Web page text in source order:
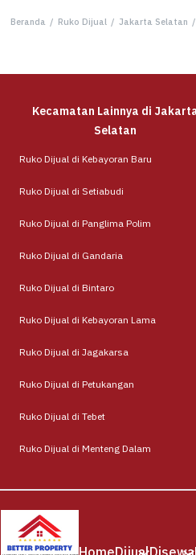
Beranda / Ruko Dijual / Jakarta Selatan /
Kecamatan Lainnya di
Selatan
Ruko Dijual di Kebayoran Baru
Ruko Dijual di Setiabudi
Ruko Dijual di Panglima Polim
Ruko Dijual di Gandaria
Ruko Dijual di Bintaro
Ruko Dijual di Kebayoran Lama
Ruko Dijual di Jagakarsa
Ruko Dijual di Petukangan
Ruko Dijual di Tebet
Ruko Dijual di Menteng Dalam
HomeDijualDisewa